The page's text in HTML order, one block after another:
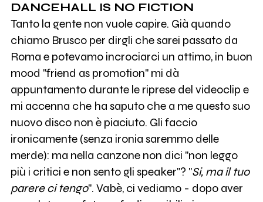
DANCEHALL IS NO FICTION
Tanto la gente non vuole capire. Già quando
chiamo Brusco per dirgli che sarei passato da
Roma e potevamo incrociarci un attimo, in buon
mood "friend as promotion" mi dà
appuntamento durante le riprese del videoclip e
mi accenna che ha saputo che a me questo suo
nuovo disco non è piaciuto. Gli faccio
ironicamente (senza ironia saremmo delle
merde): ma nella canzone non dici "non leggo
più i critici e non sento gli speaker"? "Si, ma il tuo
parere ci tengo". Vabè, ci vediamo - dopo aver